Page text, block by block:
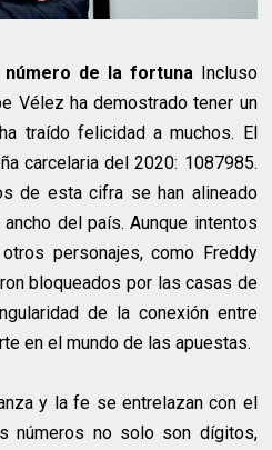
de la fortunaIncluso
Vélez ha demostrado tener un
traído felicidad a muchos. El
carcelaria del 2020: 1087985.
de esta cifra se han alineado
del país. Aunque intentos
personajes, como Freddy
bloqueados por las casas de
de la conexión entre
en el mundo de las apuestas.
y la fe se entrelazan con el
números no solo son dígitos,